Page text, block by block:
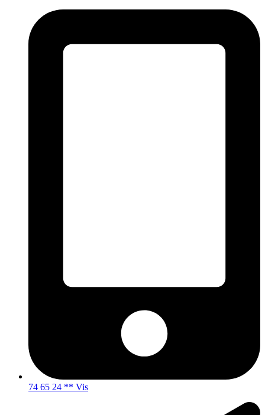
74 65 24 ** Vis